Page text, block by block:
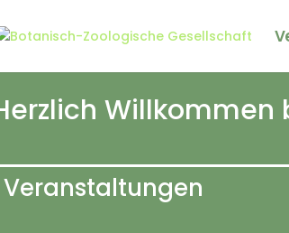
Willkommen
Veranstaltungen